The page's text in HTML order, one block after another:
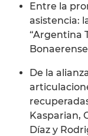
Entre la
asistencia:
“Argentina
De la
Kasparian,
Díaz y